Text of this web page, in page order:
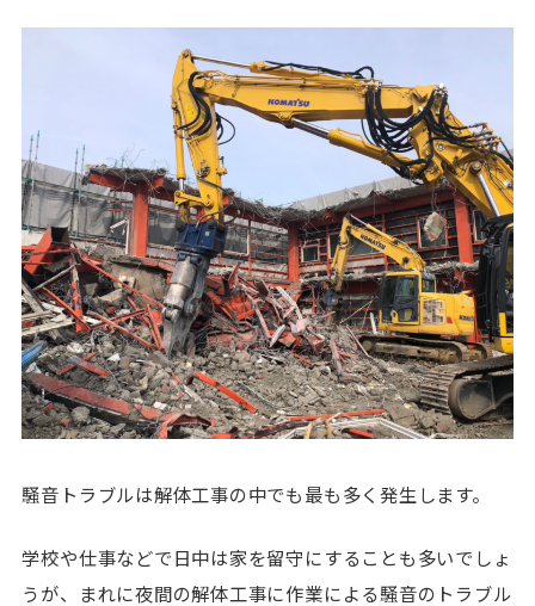
騒音トラブルは解体工事の中でも最も多く発生します。
学校や仕事などで日中は家を留守にすることも多いでしょ
うが、まれに夜間の解体工事に作業による騒音のトラブル